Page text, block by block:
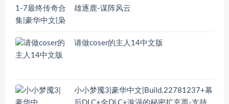
雄逐鹿-谋阵风云
请做coser的主人14中文版
小小梦魇3|豪华中文|Build.22781237+幕